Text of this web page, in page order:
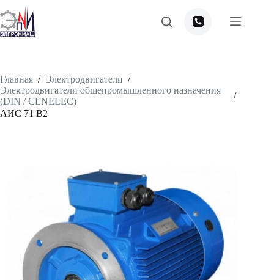
Перейти
к
сути
Главная / Электродвигатели /
Электродвигатели общепромышленного назначения
(DIN / CENELEC)
/
АИС 71 В2